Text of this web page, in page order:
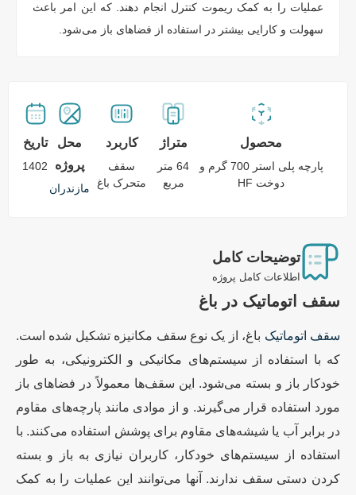
عملیات را به کمک ریموت کنترل انجام دهند. که این امر باعث
سهولت و کارایی بیشتر در استفاده از فضاهای باز می‌شود.
محصول
پارچه پلی استر 700 گرم و
دوخت HF
متراژ
64 متر
مربع
کاربرد
سقف
متحرک باغ
محل
پروژه
مازندران
تاریخ
1402
توضیحات کامل
اطلاعات کامل پروژه
سقف اتوماتیک در باغ
سقف اتوماتیک باغ، از یک نوع سقف مکانیزه تشکیل شده است.
که با استفاده از سیستم‌های مکانیکی و الکترونیکی، به طور
خودکار باز و بسته می‌شود. این سقف‌ها معمولاً در فضاهای باز
مورد استفاده قرار می‌گیرند. و از موادی مانند پارچه‌های مقاوم
در برابر آب یا شیشه‌های مقاوم برای پوشش استفاده می‌کنند. با
استفاده از سیستم‌های خودکار، کاربران نیازی به باز و بسته
کردن دستی سقف ندارند. آنها می‌توانند این عملیات را به کمک